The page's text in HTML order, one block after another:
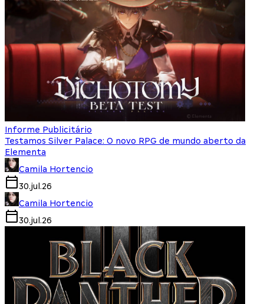
Informe Publicitário
Testamos Silver Palace: O novo RPG de mundo aberto da
Elementa
Camila Hortencio
30.jul.26
Camila Hortencio
30.jul.26